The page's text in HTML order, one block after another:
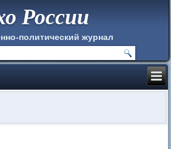
России
политический журнал